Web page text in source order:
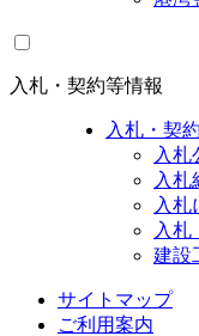
入札・契約等情報
入札・契
入札
入札
入札
入札
建設
サイトマップ
ご利用案内